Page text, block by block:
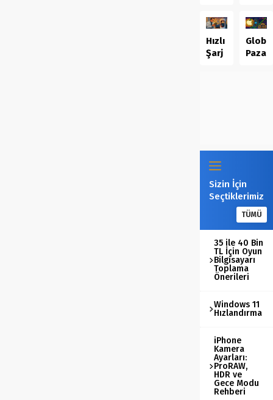
OpenAI’ye
Dava
Açtı:
App
2Tb
QLC’yi
Seri
Hızlı
Şarj
Sizin İçin
Seçtiklerimiz
TÜMÜ
35 ile 40 Bin
TL İçin Oyun
Bilgisayarı
Toplama
Önerileri
Windows 11
Hızlandırma
iPhone
Kamera
Ayarları:
ProRAW,
HDR ve
Gece Modu
Rehberi